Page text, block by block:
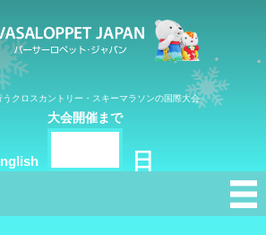
クロスカントリー・スキーマラソンの国際大会
大会開催まで
日